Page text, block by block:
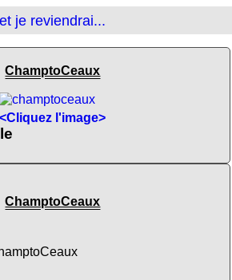
je reviendrai...
ChamptoCeaux
<Cliquez l'image>
ChamptoCeaux